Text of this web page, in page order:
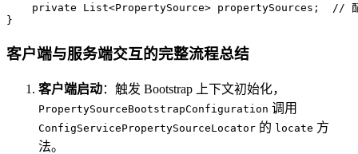
private List<PropertySource> propertySources; // 配
}
客户端与服务端交互的完整流程总结
客户端启动：触发 Bootstrap 上下文初始化，
PropertySourceBootstrapConfiguration 调用
ConfigServicePropertySourceLocator 的 locate 方
法。